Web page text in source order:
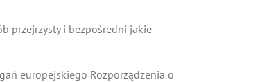
przejrzysty i bezpośredni jakie
europejskiego Rozporządzenia o